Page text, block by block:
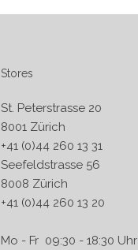
Stores
St. Peterstrasse 20
8001 Zürich
+41 (0)44 260 13 31
Seefeldstrasse 56
8008 Zürich
+41 (0)44 260 13 20
Mo - Fr 09:30 - 18:30 Uhr